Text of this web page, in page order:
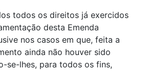
todos os direitos já exercidos
desta Emenda
nos casos em que, feita a
ainda não houver sido
se-lhes, para todos os fins,